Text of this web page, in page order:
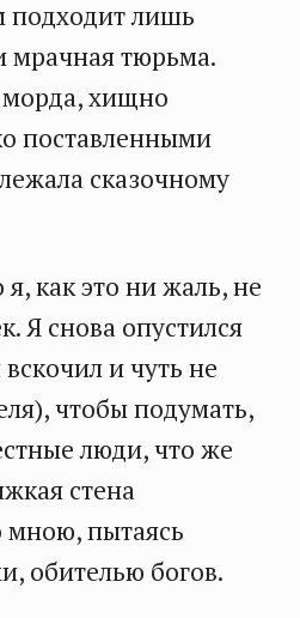
лишь
мрачная тюрьма.
хищно
поставленными
сказочному
я, как это ни жаль, не
Я снова опустился
и чуть не
чтобы подумать,
люди, что же
стена
мною, пытаясь
обителью богов.